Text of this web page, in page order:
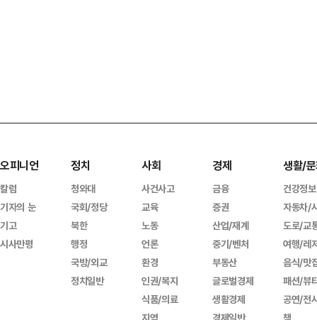
오피니언
칼럼
기자의 눈
기고
시사만평
정치
청와대
국회/정당
북한
행정
국방/외교
정치일반
사회
사건사고
교육
노동
언론
환경
인권/복지
식품/의료
경제
금융
증권
산업/재계
중기/벤처
부동산
글로벌경제
생활경제
생활/
건강정보
자동차/
도로/교
여행/레
음식/맛
패션/뷰
공연/전